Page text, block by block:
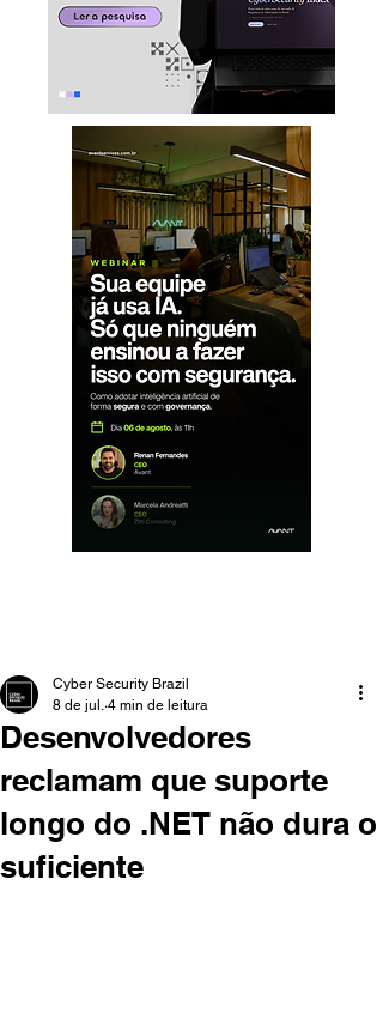
Desenvolvedores
reclamam que suporte
longo do .NET não dura o
suficiente
Cyber Security Brazil
8 de jul. 4 min de leitura